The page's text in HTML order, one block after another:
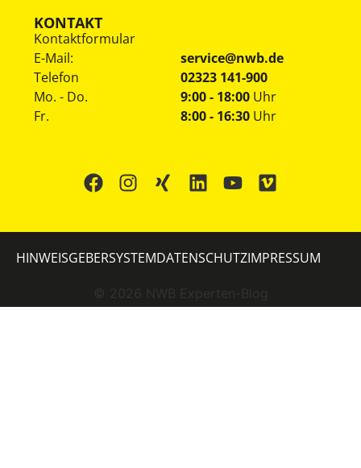
KONTAKT
Kontaktformular
E-Mail:
service@nwb.de
Telefon
02323 141-900
Mo. - Do.
Fr.
9:00 - 18:00 Uhr
8:00 - 16:30 Uhr
© 2026 NWB Experten-Blog
HINWEISGEBERSYSTEMDATENSCHUTZIMPRESSUM